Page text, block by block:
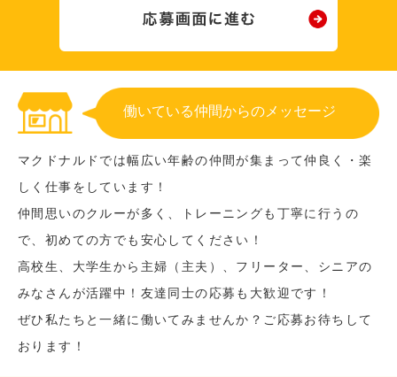
働いている仲間からのメッセージ
マクドナルドでは幅広い年齢の仲間が集まって仲良く・楽
しく仕事をしています！
仲間思いのクルーが多く、トレーニングも丁寧に行うの
で、初めての方でも安心してください！
高校生、大学生から主婦（主夫）、フリーター、シニアの
みなさんが活躍中！友達同士の応募も大歓迎です！
ぜひ私たちと一緒に働いてみませんか？ご応募お待ちして
おります！